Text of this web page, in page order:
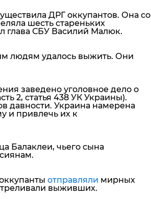
ДРГ оккупантов. Она со
шесть стареньких
глава СБУ Василий Малюк.
людям удалось выжить. Они
заведено уголовное дело о
2, статья 438 УК Украины).
давности. Украина намерена
и привлечь их к
Балаклеи, чьего сына
отправляли мирных
выживших.